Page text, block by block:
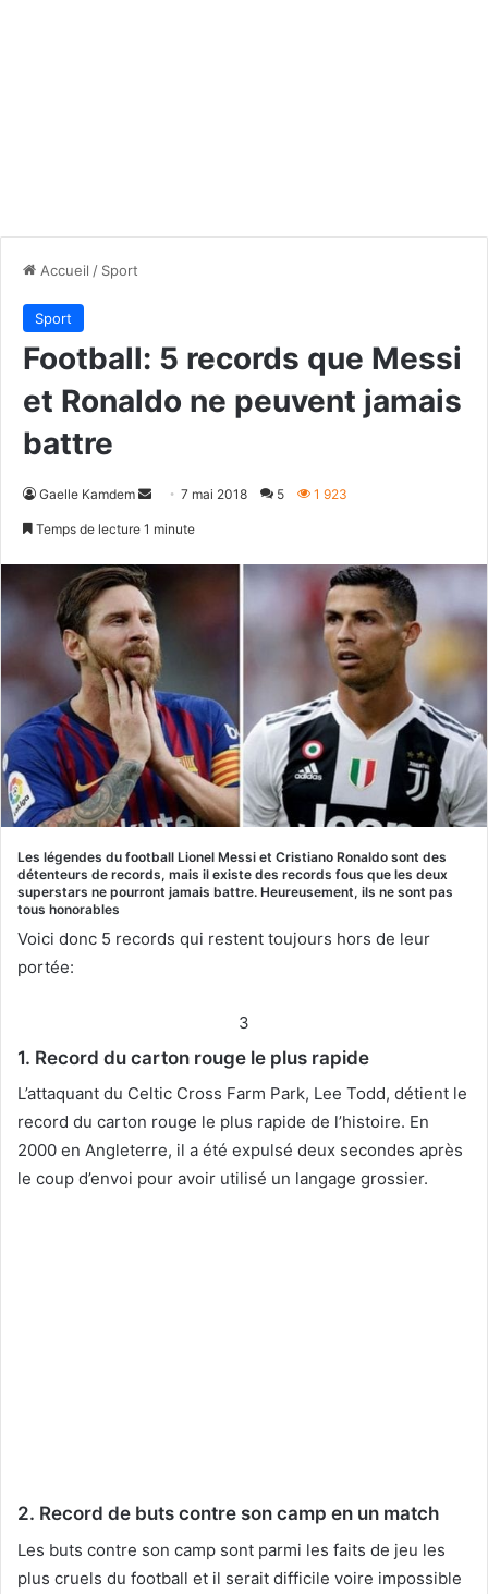
Accueil / Sport
Sport
Football: 5 records que Messi
et Ronaldo ne peuvent jamais
battre
Gaelle Kamdem
Envoyer7 mai 2018 5 1 923
Temps de lecture 1 minute
Les légendes du football Lionel Messi et Cristiano Ronaldo sont des
détenteurs de records, mais il existe des records fous que les deux
superstars ne pourront jamais battre. Heureusement, ils ne sont pas
tous honorables
Voici donc 5 records qui restent toujours hors de leur
portée:
3
1. Record du carton rouge le plus rapide
L’attaquant du Celtic Cross Farm Park, Lee Todd, détient le
record du carton rouge le plus rapide de l’histoire. En
2000 en Angleterre, il a été expulsé deux secondes après
le coup d’envoi pour avoir utilisé un langage grossier.
2. Record de buts contre son camp en un match
Les buts contre son camp sont parmi les faits de jeu les
plus cruels du football et il serait difficile voire impossible